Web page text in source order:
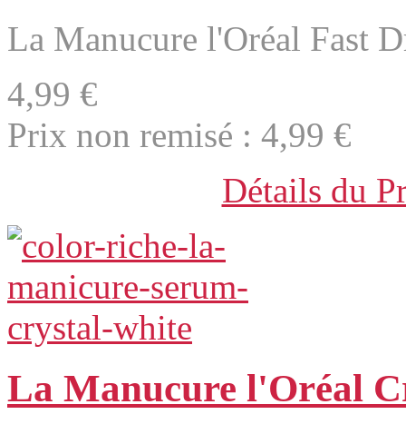
La Manucure l'Oréal Fast
4,99 €
Prix non remisé : 4,99 €
Détails du
La Manucure l'Oréal